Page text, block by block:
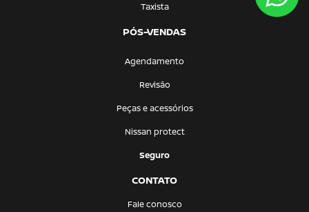
Taxista
PÓS-VENDAS
Agendamento
Revisão
Peças e acessórios
Nissan protect
Seguro
CONTATO
Fale conosco